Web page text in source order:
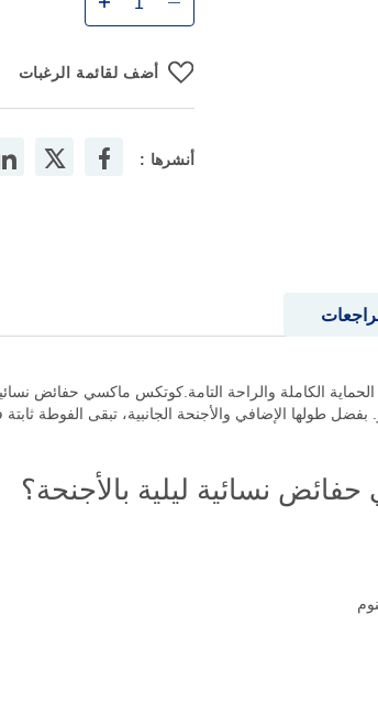
أضف لقائمة الرغبات
أنشرها :
طولها الإضافي والأجنحة الجانبية، تبقى الفوطة
نسائية ليلية بالأجنحة؟